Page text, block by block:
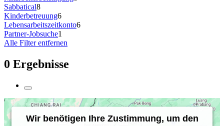
Sabbatical8
Kinderbetreuung6
Lebensarbeitszeitkonto6
Partner-Jobsuche1
Alle Filter entfernen
0 Ergebnisse
Wir benötigen Ihre Zustimmung, um den